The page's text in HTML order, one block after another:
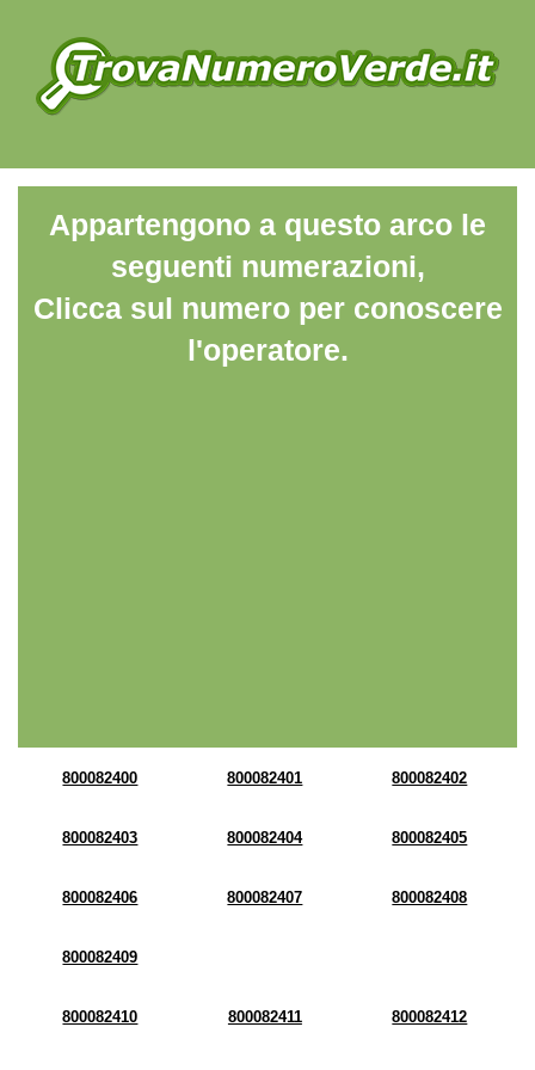
Appartengono a questo arco le
seguenti numerazioni,
Clicca sul numero per conoscere
l'operatore.
800082400 800082401 800082402
800082403 800082404 800082405
800082406 800082407 800082408
800082409
800082410 800082411 800082412